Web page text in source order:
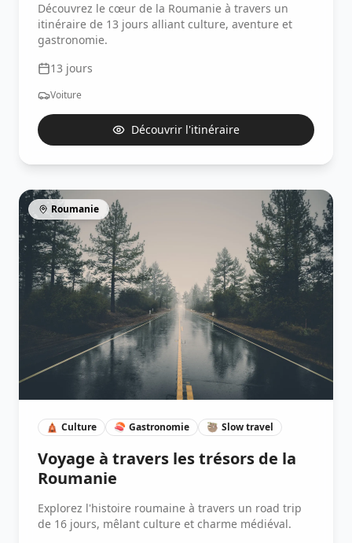
Découvrez le cœur de la Roumanie à travers un
itinéraire de 13 jours alliant culture, aventure et
gastronomie.
13 jours
Voiture
Découvrir l'itinéraire
Roumanie
🛕 Culture 🍣 Gastronomie 🦥 Slow travel
Voyage à travers les trésors de la
Roumanie
Explorez l'histoire roumaine à travers un road trip
de 16 jours, mêlant culture et charme médiéval.